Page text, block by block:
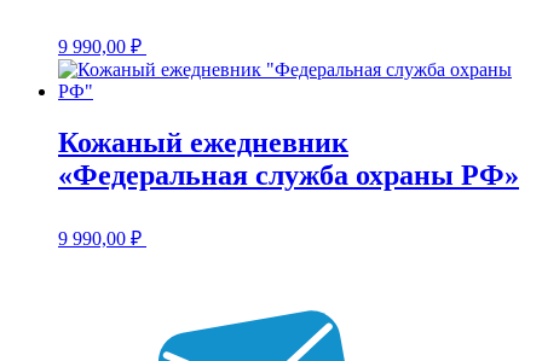
9 990,00 ₽
Кожаный ежедневник
«Федеральная служба охраны РФ»
9 990,00 ₽